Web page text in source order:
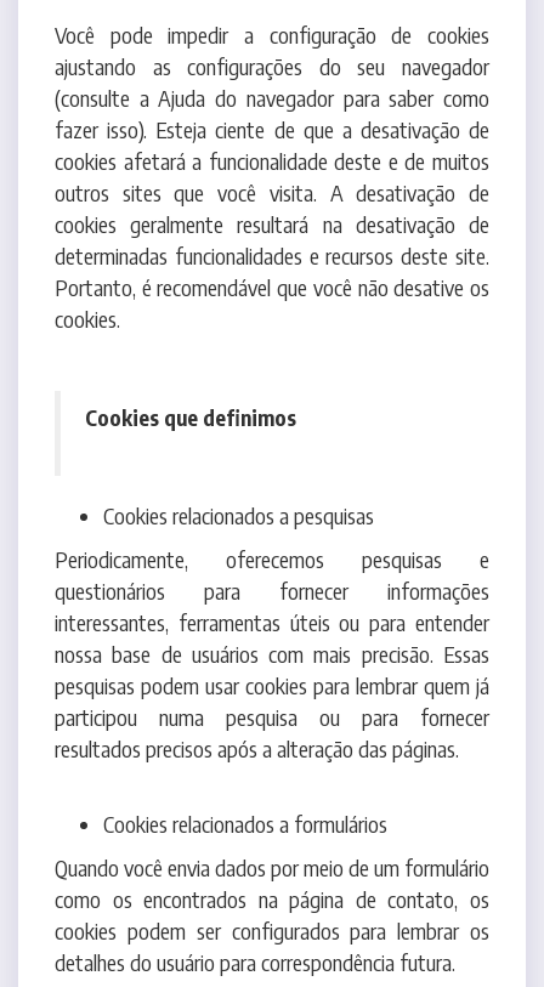
(consulte a Ajuda do navegador para saber como
fazer isso). Esteja ciente de que a desativação de
cookies afetará a funcionalidade deste e de muitos
outros sites que você visita. A desativação de
cookies geralmente resultará na desativação de
determinadas funcionalidades e recursos deste site.
Portanto, é recomendável que você não desative os
cookies.
questionários para fornecer informações
interessantes, ferramentas úteis ou para entender
nossa base de usuários com mais precisão. Essas
pesquisas podem usar cookies para lembrar quem já
participou numa pesquisa ou para fornecer
resultados precisos após a alteração das páginas.
Cookies relacionados a formulários
como os encontrados na página de contato, os
cookies podem ser configurados para lembrar os
detalhes do usuário para correspondência futura.
Cookies de preferências do site